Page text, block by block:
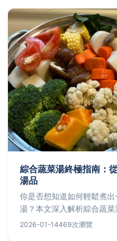
綜合蔬菜湯終極指南：
湯品
你是否想知道如何輕鬆煮
湯？本文深入解析綜合蔬
驟、常見問題與進階技巧，
2026-01-14469次瀏覽